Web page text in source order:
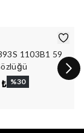
1103B1 59
₺ %30